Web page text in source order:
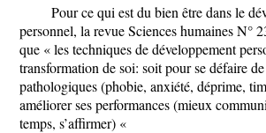
Pour ce qui est du bien être dans le
personnel, la revue Sciences humaines N°
que « les techniques de développement
transformation de soi: soit pour se défaire
pathologiques (phobie, anxiété, déprime,
améliorer ses performances (mieux
temps, s’affirmer) «